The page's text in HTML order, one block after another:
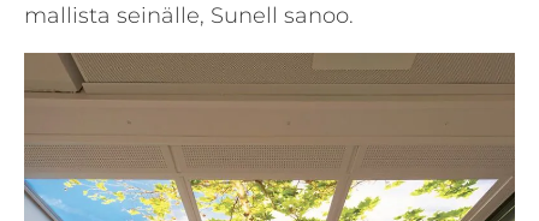
mallista seinälle, Sunell sanoo.